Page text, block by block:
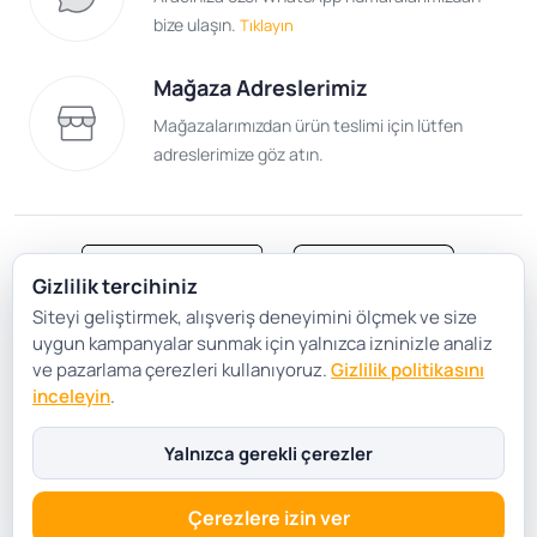
bize ulaşın. Tıklayın
Mağaza Adreslerimiz
Mağazalarımızdan ürün teslimi için lütfen
adreslerimize göz atın.
Satış Sözleşmesi
Gizlilik ve Güvenlik
Gizlilik Politikası
Çerez Tercihleri
Gizlilik tercihiniz
Siteyi geliştirmek, alışveriş deneyimini ölçmek ve size
uygun kampanyalar sunmak için yalnızca izninizle analiz
ve pazarlama çerezleri kullanıyoruz.Gizlilik politikasını
inceleyin.
Yalnızca gerekli çerezler
Çerezlere izin ver